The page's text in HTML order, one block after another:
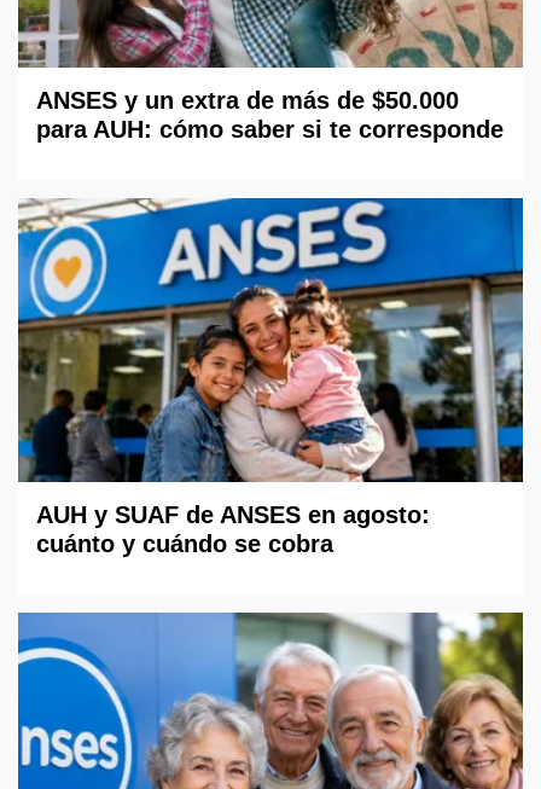
ANSES y un extra de más de $50.000
para AUH: cómo saber si te corresponde
AUH y SUAF de ANSES en agosto:
cuánto y cuándo se cobra